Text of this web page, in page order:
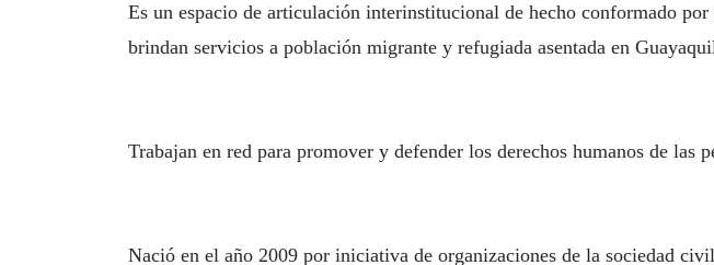
Es un espacio de articulación interinstitucional de hecho conformado
brindan servicios a población migrante y refugiada asentada en
Trabajan en red para promover y defender los derechos humanos de las
Nació en el año 2009 por iniciativa de organizaciones de la sociedad